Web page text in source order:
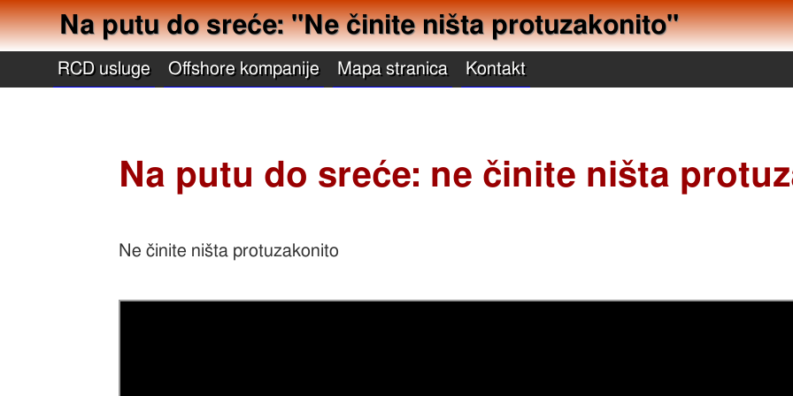
Na putu do sreće: "Ne činite ništa protuzakonito"
RCD usluge Offshore kompanije Mapa stranica Kontakt
Na putu do sreće: ne činite ništa
Ne činite ništa protuzakonito